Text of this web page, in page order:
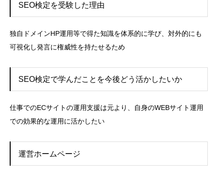
SEO検定を受験した理由
独自ドメインHP運用等で得た知識を体系的に学び、対外的にも
可視化し発言に権威性を持たせるため
SEO検定で学んだことを今後どう活かしたいか
仕事でのECサイトの運用支援は元より、自身のWEBサイト運用
での効果的な運用に活かしたい
運営ホームページ